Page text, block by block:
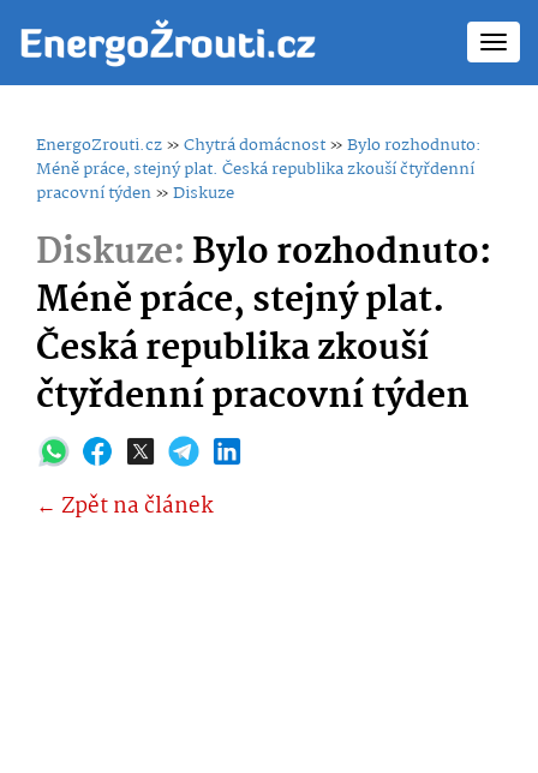
EnergoZrouti.cz»Chytrá domácnost»Bylo rozhodnuto:
Méně práce, stejný plat. Česká republika zkouší čtyřdenní
pracovní týden»Diskuze
Diskuze:Bylo rozhodnuto:
Méně práce, stejný plat.
Česká republika zkouší
čtyřdenní pracovní týden
← Zpět na článek